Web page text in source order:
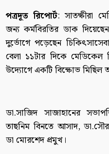
পত্রদূত রিপোর্ট: সাতক্ষীরা
জন্য কর্মবিরতির ডাক
দুর্ভোগে পড়েছেন
বেলা ১১টার দিকে মেডিকেল
উদ্যোগে একটি বিক্ষোভ মিছিল
ডা.সাজিদ সাজাহানের
তাছনিম বিনতে আসাদ,
ডা মোরশেদ প্রমুখ।